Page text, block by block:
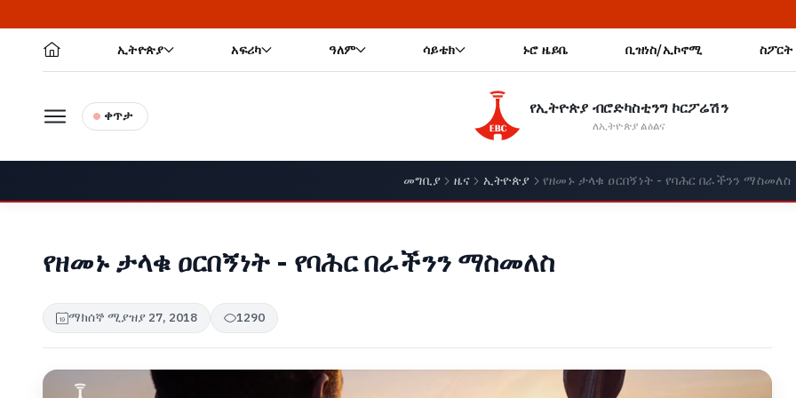
ኢትዮጵያ አፍሪካ ዓለም ሳይቴክ ኑሮ ዜይቤ ቢዝነስ/ኢኮኖሚ ስፖርት
ቀጥታ የኢትዮጵያ ብሮድካስቲንግ ኮርፖሬሽን
ለኢትዮጵያ ልዕልና
መግቢያ ዜና ኢትዮጵያ የዘመኑ ታላቁ ዐርበኝነት - የባሕር በራችንን ማስመለስ
የዘመኑ ታላቁ ዐርበኝነት - የባሕር በራችንን ማስመለስ
ማክሰኞ ሚያዝያ 27, 2018 1290